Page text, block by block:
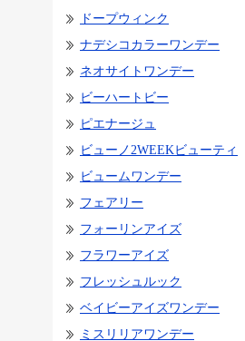
ドープウィンク
ナデシコカラーワンデー
ネオサイトワンデー
ビーハートビー
ピエナージュ
ビューノ2WEEKビューティ
ビュームワンデー
フェアリー
フォーリンアイズ
フラワーアイズ
フレッシュルック
ベイビーアイズワンデー
ミスリリアワンデー